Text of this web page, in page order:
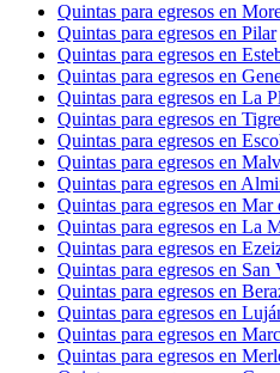
Quintas para egresos en
Quintas para egresos en Pilar
Quintas para egresos en
Quintas para egresos en
Quintas para egresos en La
Quintas para egresos en Tigre
Quintas para egresos en
Quintas para egresos en
Quintas para egresos en
Quintas para egresos en Mar
Quintas para egresos en La
Quintas para egresos en
Quintas para egresos en San
Quintas para egresos en
Quintas para egresos en
Quintas para egresos en
Quintas para egresos en